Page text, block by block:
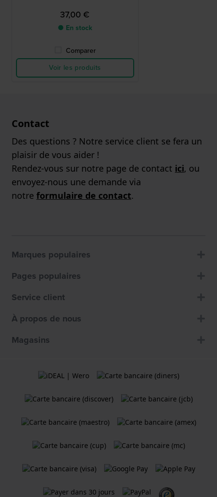
37,00 €
● En stock
Comparer
Voir les produits
Contact
Des questions ? Notre service client se fera un
plaisir de vous aider !
Rendez-vous sur notre page de contact ici, ou
envoyez-nous une demande via
notre formulaire de contact.
Marques populaires
Pages populaires
Service client
À propos de nous
Magasins